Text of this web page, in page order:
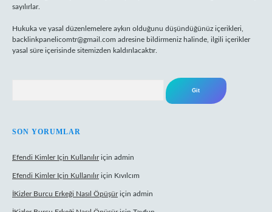
sayılırlar.
Hukuka ve yasal düzenlemelere aykırı olduğunu düşündüğünüz içerikleri,
backlinkpanelicomtr@gmail.com adresine bildirmeniz halinde, ilgili içerikler
yasal süre içerisinde sitemizden kaldırılacaktır.
SON YORUMLAR
Efendi Kimler Için Kullanılıriçin admin
Efendi Kimler Için Kullanılıriçin Kıvılcım
İKizler Burcu Erkeği Nasıl Öpüşüriçin admin